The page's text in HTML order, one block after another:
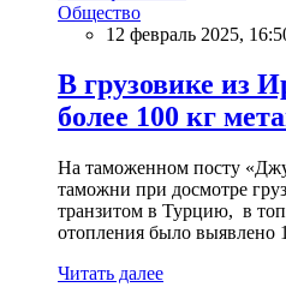
Общество
12 февраль 2025,
В грузовике из
более 100 кг
На таможенном посту
таможни при досмотре
транзитом в Турцию, в
отопления было выявлено
Читать далее